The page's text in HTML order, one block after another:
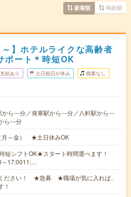
新着順 時給順
～】ホテルライクな高齢者
ポート＊時短OK
給あり 土日祝日が休み 残業なし
ら---分／発寒駅から---分／八軒駅から---
ら---分
月～金） ★土日休みOK
短シフトOK★スタート時間選べます！
～17:0011:…
ださい！ ★急募 ★職場が気に入れば、
！